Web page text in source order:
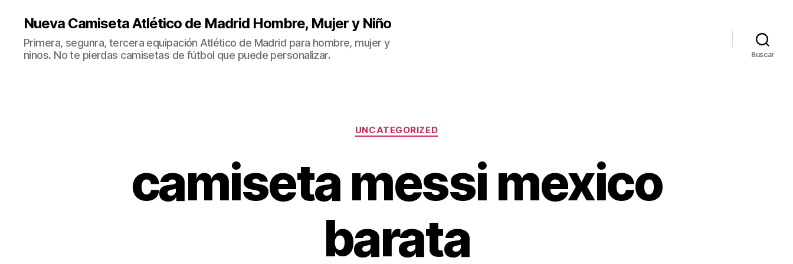
Nueva Camiseta Atlético de Madrid Hombre, Mujer y Niño
Primera, segunra, tercera equipación Atlético de Madrid para hombre, mujer y
ninos. No te pierdas camisetas de fútbol que puede personalizar.
Buscar
Categorías
UNCATEGORIZED
camiseta messi mexico
barata